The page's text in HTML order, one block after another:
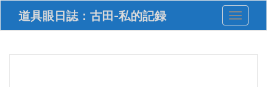
i
道具眼日誌：古田-私的記録 Toggle